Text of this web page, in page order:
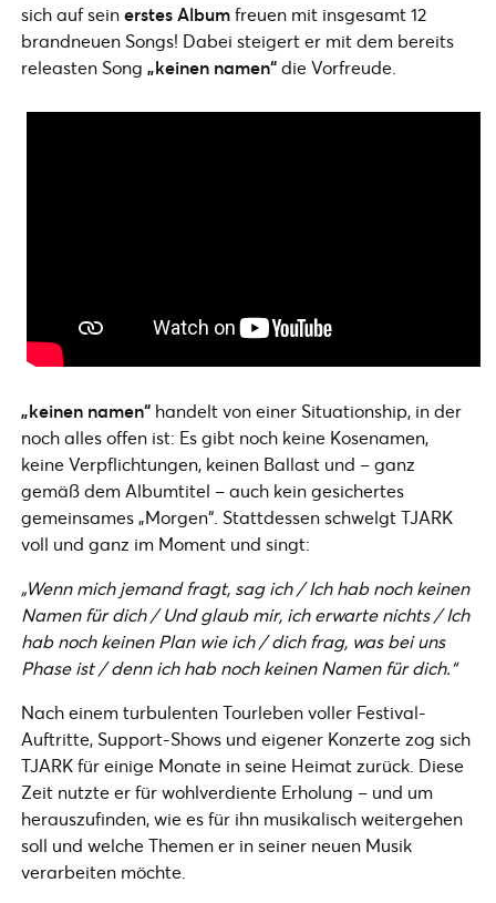
sich auf seinerstes Albumfreuen mit insgesamt 12
brandneuen Songs! Dabei steigert er mit dem bereits
releasten Song „keinen namen“die Vorfreude.
„keinen namen“ handelt von einer Situationship, in der
noch alles offen ist: Es gibt noch keine Kosenamen,
keine Verpflichtungen, keinen Ballast und – ganz
gemäß dem Albumtitel – auch kein gesichertes
gemeinsames „Morgen“. Stattdessen schwelgt TJARK
voll und ganz im Moment und singt:
„Wenn mich jemand fragt, sag ich / Ich hab noch keinen
Namen für dich / Und glaub mir, ich erwarte nichts / Ich
hab noch keinen Plan wie ich / dich frag, was bei uns
Phase ist / denn ich hab noch keinen Namen für dich.“
Nach einem turbulenten Tourleben voller Festival-
Auftritte, Support-Shows und eigener Konzerte zog sich
TJARK für einige Monate in seine Heimat zurück. Diese
Zeit nutzte er für wohlverdiente Erholung – und um
herauszufinden, wie es für ihn musikalisch weitergehen
soll und welche Themen er in seiner neuen Musik
verarbeiten möchte.